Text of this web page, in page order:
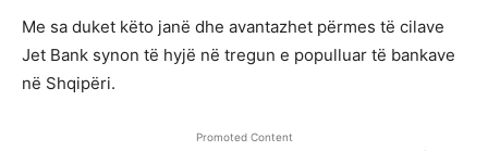
Me sa duket këto janë dhe avantazhet përmes të cilave
Jet Bank synon të hyjë në tregun e populluar të bankave
në Shqipëri.
Promoted Content